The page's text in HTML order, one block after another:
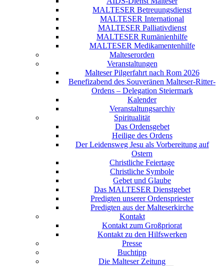
MALTESER Betreuungsdienst
MALTESER International
MALTESER Palliativdienst
MALTESER Rumänienhilfe
MALTESER Medikamentenhilfe
Malteserorden
Veranstaltungen
Malteser Pilgerfahrt nach Rom 2026
Benefizabend des Souveränen Malteser-Ritter-
Ordens – Delegation Steiermark
Kalender
Veranstaltungsarchiv
Spiritualität
Das Ordensgebet
Heilige des Ordens
Der Leidensweg Jesu als Vorbereitung auf
Ostern
Christliche Feiertage
Christliche Symbole
Gebet und Glaube
Das MALTESER Dienstgebet
Predigten unserer Ordenspriester
Predigten aus der Malteserkirche
Kontakt
Kontakt zum Großpriorat
Kontakt zu den Hilfswerken
Presse
Buchtipp
Die Malteser Zeitung